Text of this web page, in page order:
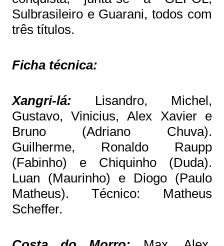
Sulbrasileiro e Guarani, todos com
três títulos.
Ficha técnica:
Xangri-lá: Lisandro, Michel,
Gustavo, Vinicius, Alex Xavier e
Bruno (Adriano Chuva).
Guilherme, Ronaldo Raupp
(Fabinho) e Chiquinho (Duda).
Luan (Maurinho) e Diogo (Paulo
Matheus). Técnico: Matheus
Scheffer.